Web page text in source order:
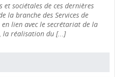
et sociétales de ces dernières
la branche des Services de
lien avec le secrétariat de la
la réalisation du [...]